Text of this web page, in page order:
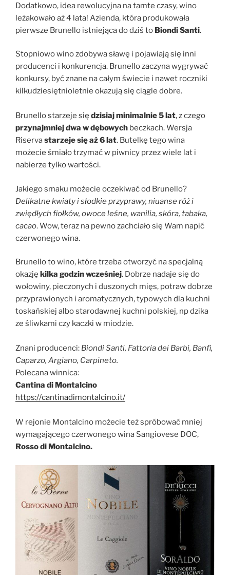
Dodatkowo, idea rewolucyjna na tamte czasy, wino
leżakowało aż 4 lata! Azienda, która produkowała
pierwsze Brunello istniejąca do dziś to Biondi Santi.
Stopniowo wino zdobywa sławę i pojawiają się inni
producenci i konkurencja. Brunello zaczyna wygrywać
konkursy, być znane na całym świecie i nawet roczniki
kilkudziesiętnioletnie okazują się ciągle dobre.
Brunello starzeje się dzisiaj minimalnie 5 lat, z czego
przynajmniej dwa w dębowych beczkach. Wersja
Riservastarzeje się aż 6 lat. Butelkę tego wina
możecie śmiało trzymać w piwnicy przez wiele lat i
nabierze tylko wartości.
Jakiego smaku możecie oczekiwać od Brunello?
Delikatne kwiaty i słodkie przyprawy, niuanse róż i
zwiędłych fiołków, owoce leśne, wanilia, skóra, tabaka,
cacao. Wow, teraz na pewno zachciało się Wam napić
czerwonego wina.
Brunello to wino, które trzeba otworzyć na specjalną
okazję kilka godzin wcześniej. Dobrze nadaje się do
wołowiny, pieczonych i duszonych mięs, potraw dobrze
przyprawionych i aromatycznych, typowych dla kuchni
toskańskiej albo starodawnej kuchni polskiej, np dzika
ze śliwkami czy kaczki w miodzie.
Znani producenci: Biondi Santi, Fattoria dei Barbi, Banfi,
Caparzo, Argiano, Carpineto.
Polecana winnica:
Cantina di Montalcino
https://cantinadimontalcino.it/
W rejonie Montalcino możecie też spróbować mniej
wymagającego czerwonego wina Sangiovese DOC,
Rosso di Montalcino.